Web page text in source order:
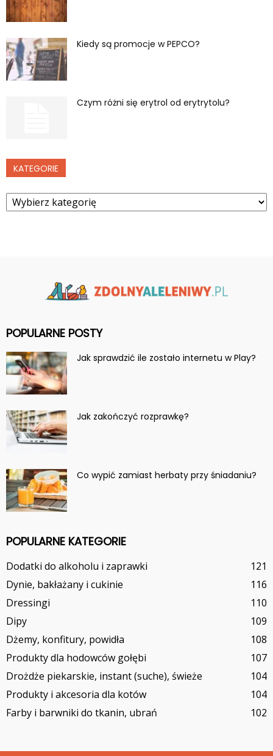
Kiedy są promocje w PEPCO?
Czym różni się erytrol od erytrytolu?
KATEGORIE
Kategorie
POPULARNE POSTY
Jak sprawdzić ile zostało internetu w Play?
Jak zakończyć rozprawkę?
Co wypić zamiast herbaty przy śniadaniu?
POPULARNE KATEGORIE
Dodatki do alkoholu i zaprawki
121
Dynie, bakłażany i cukinie
116
Dressingi
110
Dipy
109
Dżemy, konfitury, powidła
108
Produkty dla hodowców gołębi
107
Drożdże piekarskie, instant (suche), świeże
104
Produkty i akcesoria dla kotów
104
Farby i barwniki do tkanin, ubrań
102